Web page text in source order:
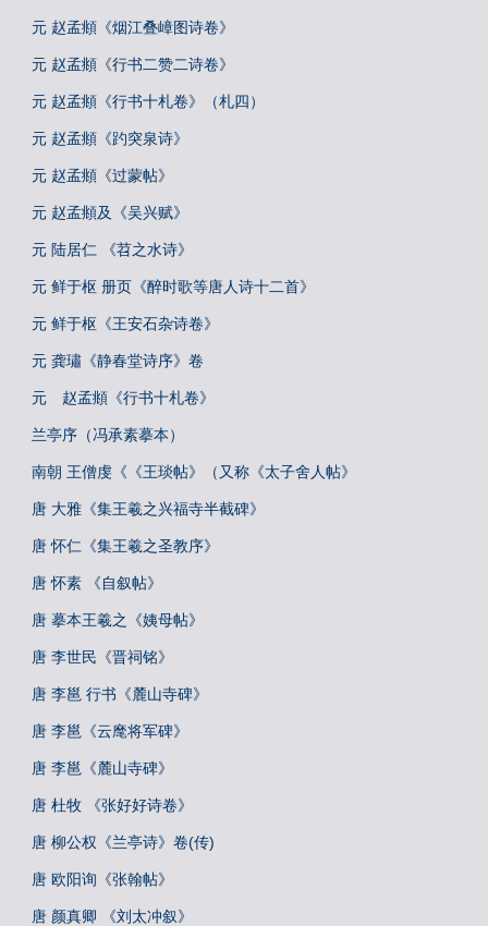
元 赵孟頫《烟江叠嶂图诗卷》
元 赵孟頫《行书二赞二诗卷》
元 赵孟頫《行书十札卷》（札四）
元 赵孟頫《趵突泉诗》
元 赵孟頫《过蒙帖》
元 赵孟頫及《吴兴赋》
元 陆居仁 《苕之水诗》
元 鲜于枢 册页《醉时歌等唐人诗十二首》
元 鲜于枢《王安石杂诗卷》
元 龚璛《静春堂诗序》卷
元 赵孟頫《行书十札卷》
兰亭序（冯承素摹本）
南朝 王僧虔《《王琰帖》（又称《太子舍人帖》
唐 大雅《集王羲之兴福寺半截碑》
唐 怀仁《集王羲之圣教序》
唐 怀素 《自叙帖》
唐 摹本王羲之《姨母帖》
唐 李世民《晋祠铭》
唐 李邕 行书《麓山寺碑》
唐 李邕《云麾将军碑》
唐 李邕《麓山寺碑》
唐 杜牧 《张好好诗卷》
唐 柳公权《兰亭诗》卷(传)
唐 欧阳询《张翰帖》
唐 颜真卿 《刘太冲叙》